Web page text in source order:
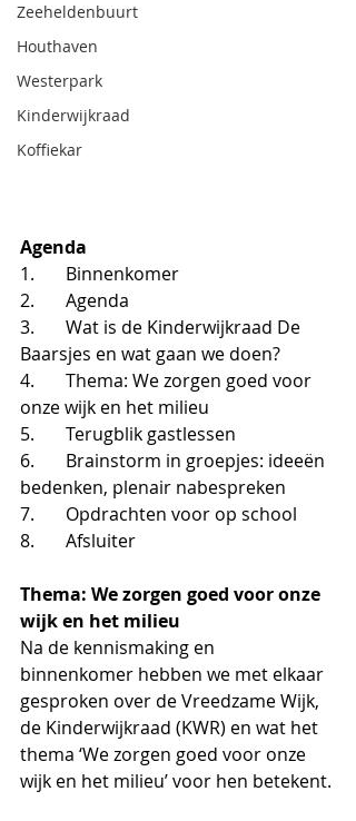
Zeeheldenbuurt
Houthaven
Westerpark
Kinderwijkraad
Koffiekar
Agenda
1.       Binnenkomer
2.       Agenda
3.       Wat is de Kinderwijkraad De
Baarsjes en wat gaan we doen?
4.       Thema: We zorgen goed voor
onze wijk en het milieu
5.       Terugblik gastlessen
6.       Brainstorm in groepjes: ideeën
bedenken, plenair nabespreken
7.       Opdrachten voor op school
8.       Afsluiter
Thema: We zorgen goed voor onze
wijk en het milieu
Na de kennismaking en
binnenkomer hebben we met elkaar
gesproken over de Vreedzame Wijk,
de Kinderwijkraad (KWR) en wat het
thema ‘We zorgen goed voor onze
wijk en het milieu’ voor hen betekent.